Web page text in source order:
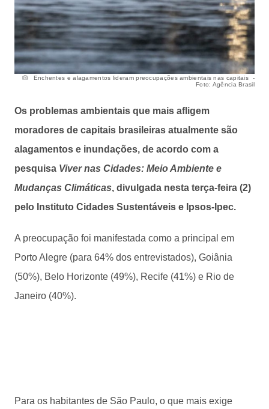
Enchentes e alagamentos lideram preocupações ambientais nas capitais -
Foto: Agência Brasil
Os problemas ambientais que mais afligem
moradores de capitais brasileiras atualmente são
alagamentos e inundações, de acordo com a
pesquisa Viver nas Cidades: Meio Ambiente e
Mudanças Climáticas, divulgada nesta terça-feira (2)
pelo Instituto Cidades Sustentáveis e Ipsos-Ipec.
A preocupação foi manifestada como a principal em
Porto Alegre (para 64% dos entrevistados), Goiânia
(50%), Belo Horizonte (49%), Recife (41%) e Rio de
Janeiro (40%).
Para os habitantes de São Paulo, o que mais exige